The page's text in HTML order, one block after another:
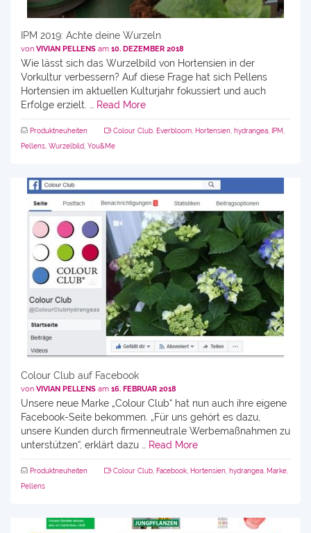
IPM 2019: Achte deine Wurzeln
von VIVIAN PELLENS am 10. DEZEMBER 2018
Wie lässt sich das Wurzelbild von Hortensien in der
Vorkultur verbessern? Auf diese Frage hat sich Pellens
Hortensien im aktuellen Kulturjahr fokussiert und auch
Erfolge erzielt. …
Read More
Produktneuheiten Colour Club Everbloom Hortensien hydrangea IPM
Pellens Wurzelbild You&Me
Colour Club auf Facebook
von VIVIAN PELLENS am 16. FEBRUAR 2018
Unsere neue Marke „Colour Club“ hat nun auch ihre eigene
Facebook-Seite bekommen. „Für uns gehört es dazu,
unsere Kunden durch firmenneutrale Werbemaßnahmen zu
unterstützen“, erklärt dazu …
Read More
Produktneuheiten Colour Club Facebook Hortensien hydrangea Marke
Pellens